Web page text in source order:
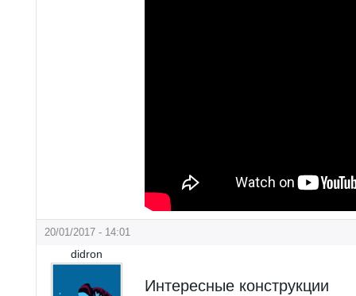
20/01/2017 - 14:01
didron
Интересные конструкции